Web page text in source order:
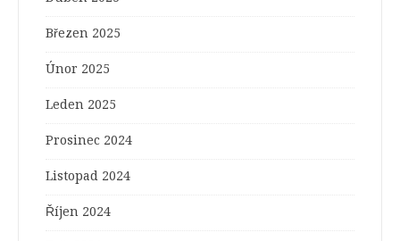
Březen 2025
Únor 2025
Leden 2025
Prosinec 2024
Listopad 2024
Říjen 2024